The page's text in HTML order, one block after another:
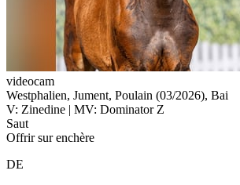
videocam
Westphalien, Jument, Poulain (03/2026), Bai
V: Zinedine | MV: Dominator Z
Saut
Offrir sur enchère
DE